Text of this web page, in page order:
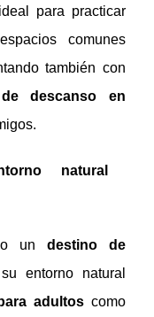
para practicar
comunes
también con
descanso en
natural
un destino de
entorno natural
adultoscomo